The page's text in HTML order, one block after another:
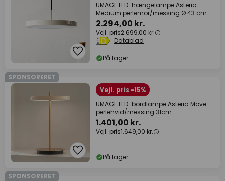
UMAGE LED-hængelampe Asteria
Medium perlemor/messing Ø 43 cm
2.294,00 kr.
Vejl. pris2.699,00 kr.
Datablad
På lager
SPONSORERET
Vejl. pris -15%
UMAGE LED-bordlampe Asteria Move
perlehvid/messing 31cm
1.401,00 kr.
Vejl. pris1.649,00 kr.
På lager
SPONSORERET